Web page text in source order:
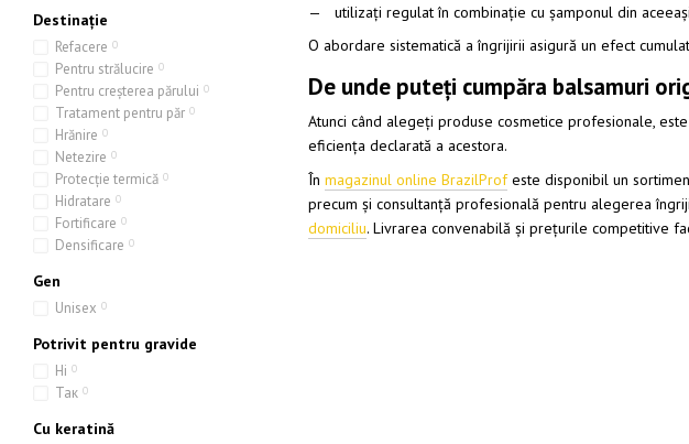
utilizați regulat în combinație cu șamponul din
O abordare sistematică a îngrijirii asigură un efect
De unde puteți cumpăra balsamuri
Atunci când alegeți produse cosmetice profesionale,
eficiența declarată a acestora.
În magazinul online BrazilProfeste disponibil un
precum și consultanță profesională pentru alegerea
domiciliu. Livrarea convenabilă și prețurile competitive
Destinație
Refacere 0
Pentru strălucire 0
Pentru creșterea părului 0
Tratament pentru păr 0
Hrănire 0
Netezire 0
Protecție termică 0
Hidratare 0
Fortificare 0
Densificare 0
Gen
Unisex 0
Potrivit pentru gravide
Ні 0
Так 0
Cu keratină